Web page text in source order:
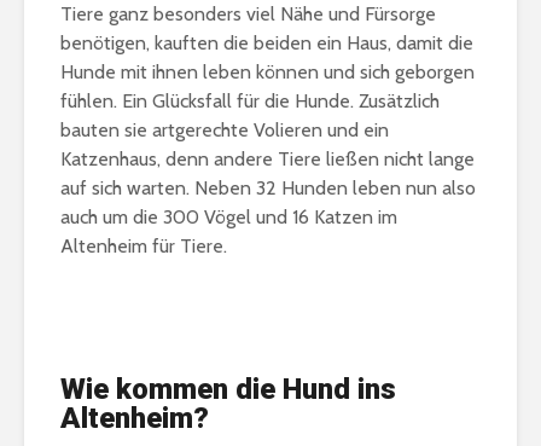
Tiere ganz besonders viel Nähe und Fürsorge
benötigen, kauften die beiden ein Haus, damit die
Hunde mit ihnen leben können und sich geborgen
fühlen. Ein Glücksfall für die Hunde. Zusätzlich
bauten sie artgerechte Volieren und ein
Katzenhaus, denn andere Tiere ließen nicht lange
auf sich warten. Neben 32 Hunden leben nun also
auch um die 300 Vögel und 16 Katzen im
Altenheim für Tiere.
Wie kommen die Hund ins
Altenheim?